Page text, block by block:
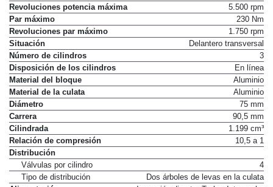
Revoluciones potencia máxima
5.500 rpm
Par máximo
230 Nm
Revoluciones par máximo
1.750 rpm
Situación
Delantero transversal
Número de cilindros
3
Disposición de los cilindros
En línea
Material del bloque
Aluminio
Material de la culata
Aluminio
Diámetro
75 mm
Carrera
90,5 mm
Cilindrada
1.199 cm³
Relación de compresión
10,5 a 1
Distribución
Válvulas por cilindro
4
Tipo de distribución
Dos árboles de levas en la culata